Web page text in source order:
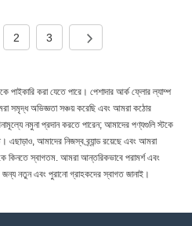
2 3
করা যেতে পারে। পেশাদার আর্ক ফ্লোর ল্যাম্প
সমৃদ্ধ অভিজ্ঞতা সঞ্চয় করেছি এবং আমরা কঠোর
নমুনা প্রদান করতে পারেন; আমাদের পণ্যগুলি স্টকে
এছাড়াও, আমাদের নিজস্ব ব্র্যান্ড রয়েছে এবং আমরা
কিনতে স্বাগতম. আমরা আন্তরিকভাবে পরামর্শ এবং
জন্য নতুন এবং পুরানো গ্রাহকদের স্বাগত জানাই।